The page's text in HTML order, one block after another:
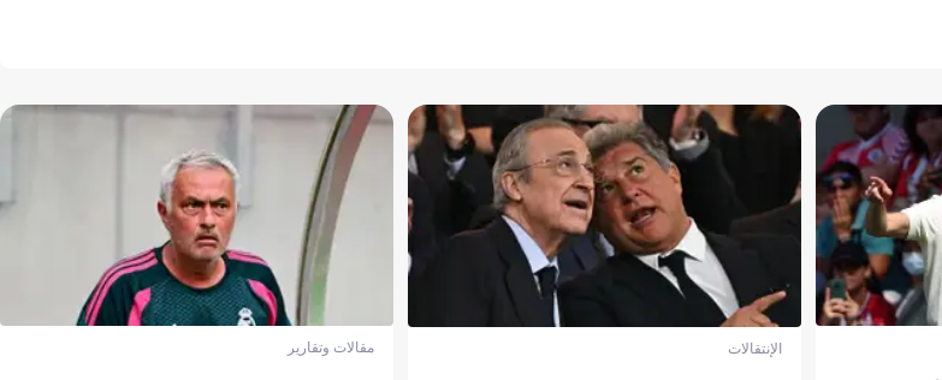
الإنتقالات مقالات وتقارير